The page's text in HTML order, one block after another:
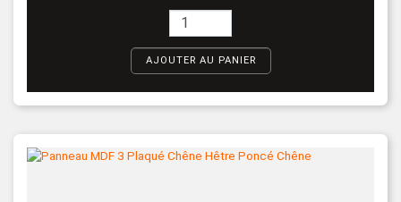
AJOUTER AU PANIER